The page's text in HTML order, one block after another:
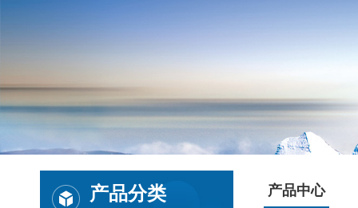
产品分类 产品中心